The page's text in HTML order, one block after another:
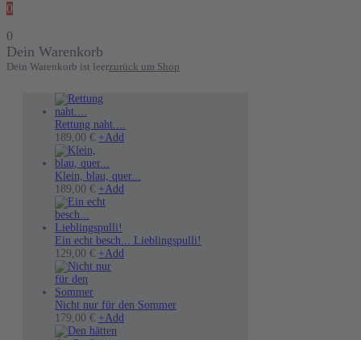
0
0
Dein Warenkorb
Dein Warenkorb ist leerzurück um Shop
Rettung naht....
189,00 € +Add
mehrere
können
werden
Klein, blau, quer...
189,00 € +Add
Ein echt besch... Lieblingspulli!
129,00 € +Add
Varianten
Nicht nur für den Sommer
179,00 € +Add